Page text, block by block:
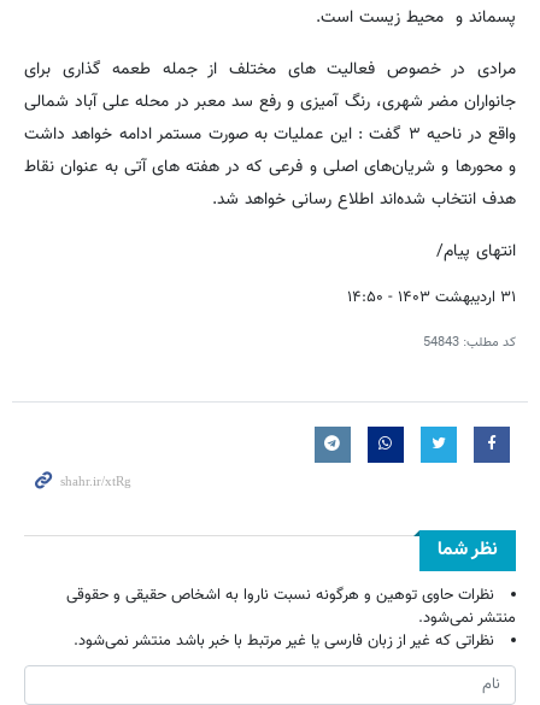
پسماند و محیط زیست است.
مرادی در خصوص فعالیت های مختلف از جمله طعمه گذاری برای
جانواران مضر شهری، رنگ آمیزی و رفع سد معبر در محله علی آباد شمالی
واقع در ناحیه ۳ گفت : این عملیات به صورت مستمر ادامه خواهد داشت
و محورها و شریان‌های اصلی و فرعی که در هفته های آتی به عنوان نقاط
هدف انتخاب شده‌اند اطلاع رسانی خواهد شد.
انتهای پیام/
۳۱ اردیبهشت ۱۴۰۳ - ۱۴:۵۰
کد مطلب: 54843
نظر شما
نظرات حاوی توهین و هرگونه نسبت ناروا به اشخاص حقیقی و حقوقی
منتشر نمی‌شود.
نظراتی که غیر از زبان فارسی یا غیر مرتبط با خبر باشد منتشر نمی‌شود.